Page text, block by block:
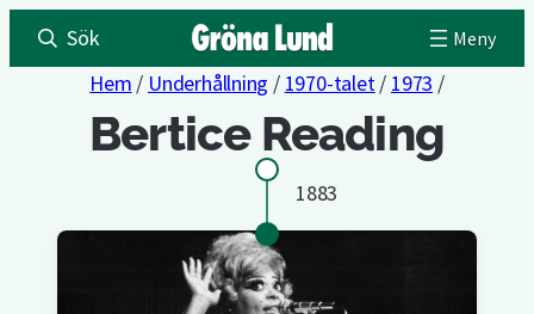
Sök
Hem / Underhållning / 1970-talet/ 1973 /
Bertice Reading
1883